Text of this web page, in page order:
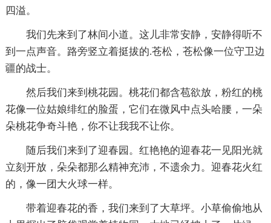
四溢。
我们先来到了林间小道。这儿非常安静，安静得听不
到一点声音。路旁竖立着挺拔的.苍松，苍松像一位守卫边
疆的战士。
然后我们来到桃花园。桃花们都含苞欲放，粉红的桃
花像一位姑娘绯红的脸蛋，它们在微风中点头哈腰，一朵
朵桃花争奇斗艳，你不让我我不让你。
随后我们来到了迎春园。红艳艳的迎春花一见阳光就
立刻开放，朵朵都那么精神充沛，不遗余力。迎春花火红
的，像一团大火球一样。
带着迎春花的香，我们来到了大草坪。小草偷偷地从